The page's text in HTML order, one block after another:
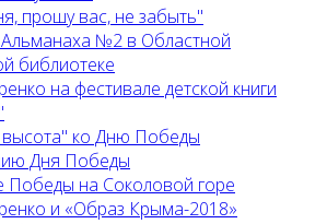
прошу вас, не забыть"
№2 в Областной
библиотеке
на фестивале детской книги
ко Дню Победы
Дня Победы
Победы на Соколовой горе
и «Образ Крыма-2018»